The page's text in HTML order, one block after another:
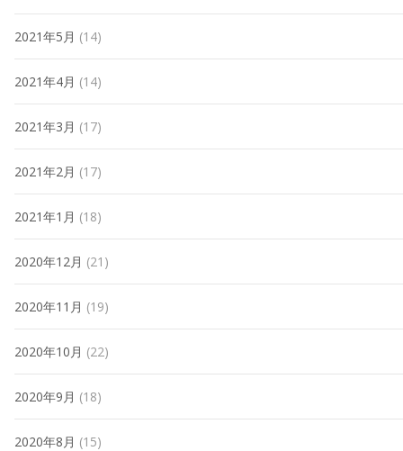
2021年5月 (14)
2021年4月 (14)
2021年3月 (17)
2021年2月 (17)
2021年1月 (18)
2020年12月 (21)
2020年11月 (19)
2020年10月 (22)
2020年9月 (18)
2020年8月 (15)